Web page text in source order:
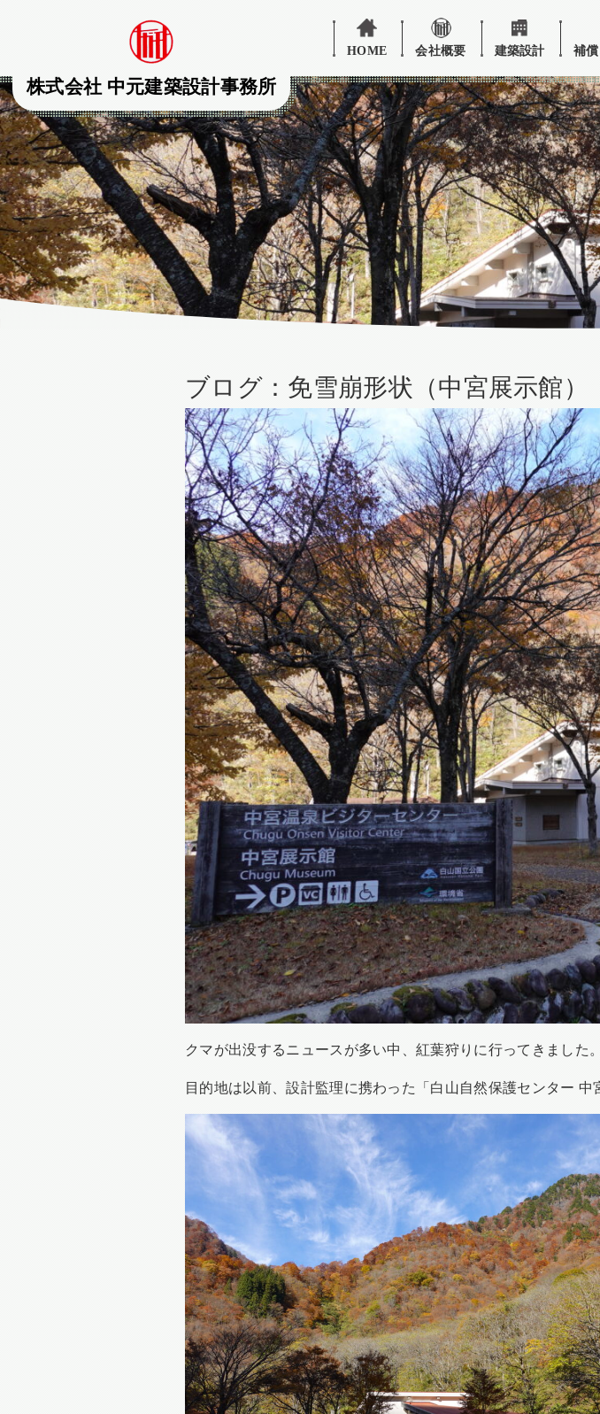
株式会社 中元建築設計事務所
HOME 会社概要 建築設計 補
ブログ：免雪崩形状（中宮展示館）
クマが出没するニュースが多い中、紅葉狩りに行ってきました。
目的地は以前、設計監理に携わった「白山自然保護センター